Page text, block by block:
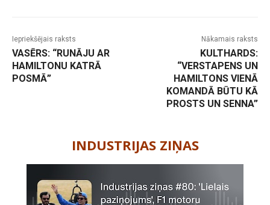
Iepriekšējais raksts
VASĒRS: “RUNĀJU AR
HAMILTONU KATRĀ
POSMĀ”
Nākamais raksts
KULTHARDS:
“VERSTAPENS UN
HAMILTONS VIENĀ
KOMANDĀ BŪTU KĀ
PROSTS UN SENNA”
INDUSTRIJAS ZIŅAS